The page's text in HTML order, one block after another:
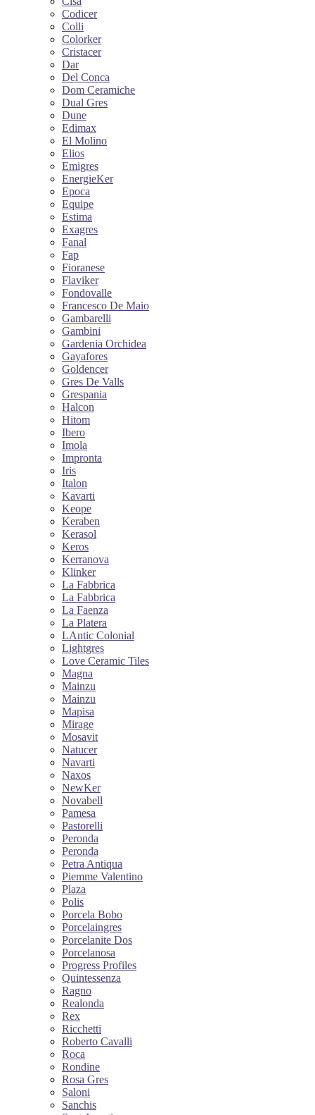
Codicer
Colli
Colorker
Cristacer
Dar
Del Conca
Dom Ceramiche
Dual Gres
Dune
Edimax
El Molino
Elios
Emigres
EnergieKer
Epoca
Equipe
Estima
Exagres
Fanal
Fap
Fioranese
Flaviker
Fondovalle
Francesco De Maio
Gambarelli
Gambini
Gardenia Orchidea
Gayafores
Goldencer
Gres De Valls
Grespania
Halcon
Hitom
Ibero
Imola
Impronta
Iris
Italon
Kavarti
Keope
Keraben
Kerasol
Keros
Kerranova
Klinker
La Fabbrica
La Fabbrica
La Faenza
La Platera
LAntic Colonial
Lightgres
Love Ceramic Tiles
Magna
Mainzu
Mainzu
Mapisa
Mirage
Mosavit
Natucer
Navarti
Naxos
NewKer
Novabell
Pamesa
Pastorelli
Peronda
Peronda
Petra Antiqua
Piemme Valentino
Plaza
Polis
Porcela Bobo
Porcelaingres
Porcelanite Dos
Porcelanosa
Progress Profiles
Quintessenza
Ragno
Realonda
Rex
Ricchetti
Roberto Cavalli
Roca
Rondine
Rosa Gres
Saloni
Sanchis